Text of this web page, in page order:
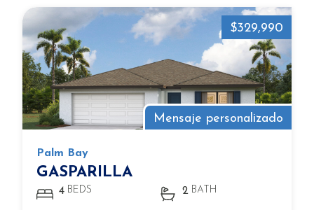
Mensaje personalizado
$329,990
Palm Bay
GASPARILLA
4 BEDS 2 BATH